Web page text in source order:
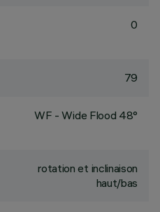
0
79
WF - Wide Flood 48°
rotation et inclinaison
haut/bas